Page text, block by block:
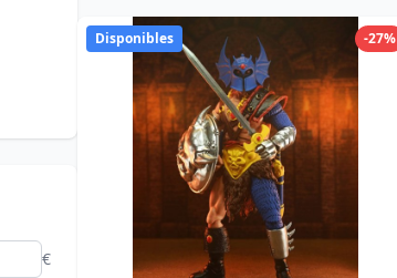
€
-27%
Disponibles